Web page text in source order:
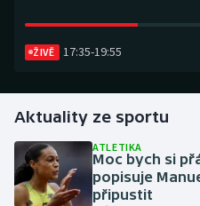
Dostihy
Florbal
Futsal
Golf
ŽIVĚ 17:35-19:55
Aktuality ze sportu
ATLETIKA
Moc bych si
popisuje
připustit